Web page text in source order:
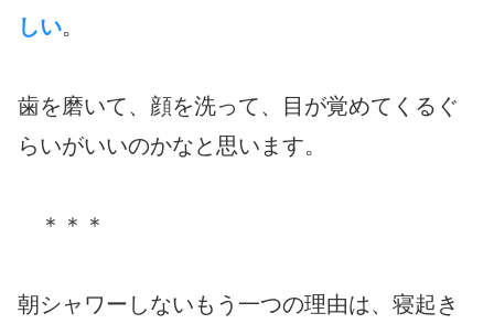
しい。
歯を磨いて、顔を洗って、目が覚めてくるぐ
らいがいいのかなと思います。
＊＊＊
朝シャワーしないもう一つの理由は、寝起き